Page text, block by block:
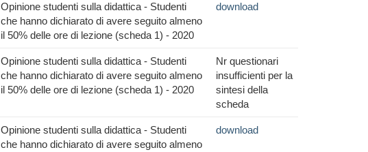
Opinione studenti sulla didattica - Studenti
che hanno dichiarato di avere seguito almeno
il 50% delle ore di lezione (scheda 1) - 2020
download
Opinione studenti sulla didattica - Studenti
che hanno dichiarato di avere seguito almeno
il 50% delle ore di lezione (scheda 1) - 2020
Nr questionari
insufficienti per la
sintesi della
scheda
Opinione studenti sulla didattica - Studenti
che hanno dichiarato di avere seguito almeno
download